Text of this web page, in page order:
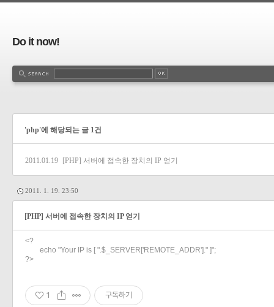
Do it now!
'php'에 해당되는 글 1건
2011.01.19 [PHP] 서버에 접속한 장치의 IP 얻기
2011. 1. 19. 23:50
[PHP] 서버에 접속한 장치의 IP 얻기
<?
echo "Your IP is [ ".$_SERVER['REMOTE_ADDR']." ]";
?>
1 구독하기